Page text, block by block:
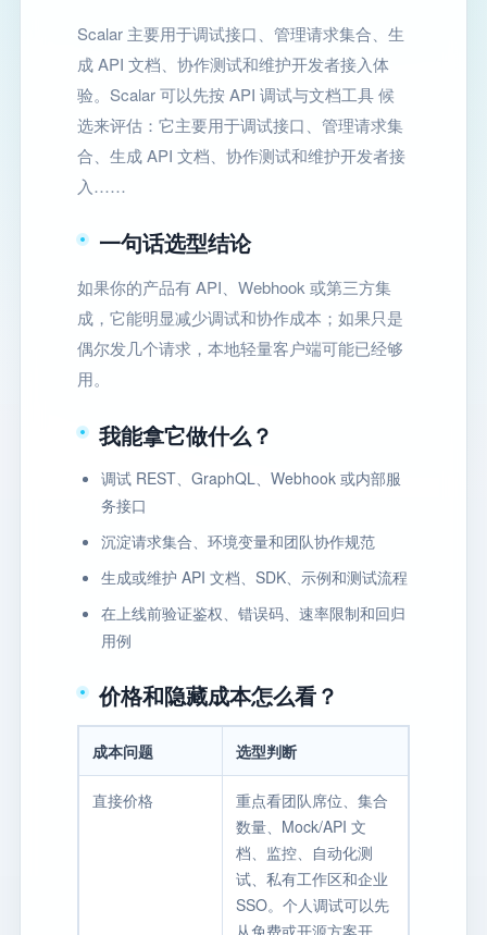
Scalar 主要用于调试接口、管理请求集合、生
成 API 文档、协作测试和维护开发者接入体
验。Scalar 可以先按 API 调试与文档工具 候
选来评估：它主要用于调试接口、管理请求集
合、生成 API 文档、协作测试和维护开发者接
入……
一句话选型结论
如果你的产品有 API、Webhook 或第三方集
成，它能明显减少调试和协作成本；如果只是
偶尔发几个请求，本地轻量客户端可能已经够
用。
我能拿它做什么？
调试 REST、GraphQL、Webhook 或内部服
务接口
沉淀请求集合、环境变量和团队协作规范
生成或维护 API 文档、SDK、示例和测试流程
在上线前验证鉴权、错误码、速率限制和回归
用例
价格和隐藏成本怎么看？
成本问题 选型判断
直接价格
重点看团队席位、集合
数量、Mock/API 文
档、监控、自动化测
试、私有工作区和企业
SSO。个人调试可以先
从免费或开源方案开